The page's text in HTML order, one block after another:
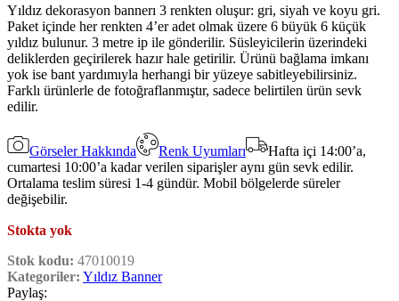
Yıldız dekorasyon bannerı 3 renkten oluşur: gri, siyah ve koyu gri.
Paket içinde her renkten 4’er adet olmak üzere 6 büyük 6 küçük
yıldız bulunur. 3 metre ip ile gönderilir. Süsleyicilerin üzerindeki
deliklerden geçirilerek hazır hale getirilir. Ürünü bağlama imkanı
yok ise bant yardımıyla herhangi bir yüzeye sabitleyebilirsiniz.
Farklı ürünlerle de fotoğraflanmıştır, sadece belirtilen ürün sevk
edilir.
Görseler Hakkında Renk Uyumları
Hafta içi 14:00’a,
cumartesi 10:00’a kadar verilen siparişler aynı gün sevk edilir.
Ortalama teslim süresi 1-4 gündür. Mobil bölgelerde süreler
değişebilir.
Stokta yok
Stok kodu: 47010019
Kategoriler: Yıldız Banner
Paylaş: